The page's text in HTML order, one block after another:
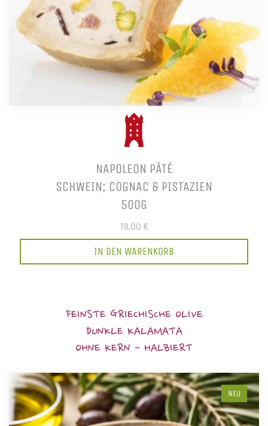
NAPOLEON PÂTÉ
SCHWEIN; COGNAC & PISTAZIEN
500G
19,00 €
IN DEN WARENKORB
FEINSTE GRIECHISCHE OLIVE
DUNKLE KALAMATA
OHNE KERN - HALBIERT
NEU